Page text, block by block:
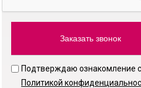
Подтверждаю ознакомление с
Политикой